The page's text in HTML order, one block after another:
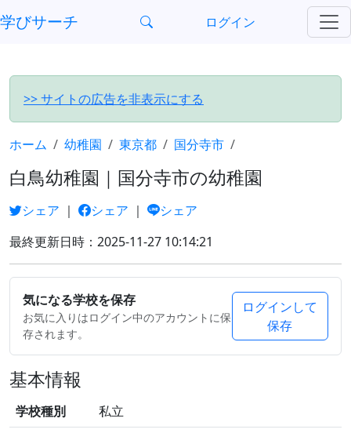
学びサーチ ログイン
>> サイトの広告を非表示にする
ホーム 幼稚園 東京都 国分寺市
白鳥幼稚園｜国分寺市の幼稚園
シェア ｜ シェア ｜
シェア
最終更新日時：2025-11-27 10:14:21
気になる学校を保存
お気に入りはログイン中のアカウントに保
存されます。
ログインして
保存
基本情報
学校種別
私立